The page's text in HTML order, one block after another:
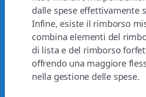
dalle spese effettivamente
Infine, esiste il rimborso
combina elementi del
di lista e del rimborso
offrendo una maggiore
nella gestione delle spese.